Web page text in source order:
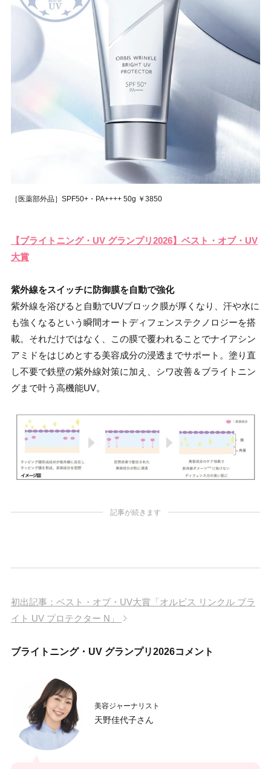
［医薬部外品］SPF50+・PA++++ 50g ￥3850
【ブライトニング・UV グランプリ2026】ベスト・オブ・UV
大賞
紫外線をスイッチに防御膜を自動で強化
紫外線を浴びると自動でUVブロック膜が厚くなり、汗や水に
も強くなるという瞬間オートディフェンステクノロジーを搭
載。それだけではなく、この膜で覆われることでナイアシン
アミドをはじめとする美容成分の浸透までサポート。塗り直
し不要で鉄壁の紫外線対策に加え、シワ改善＆ブライトニン
グまで叶う高機能UV。
記事が続きます
初出記事：ベスト・オブ・UV大賞「オルビス リンクル ブラ
イト UV プロテクター N」
ブライトニング・UV グランプリ2026コメント
美容ジャーナリスト
天野佳代子さん